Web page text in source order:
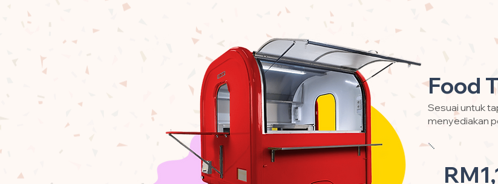
Food
Sesuai untuk
menyediakan